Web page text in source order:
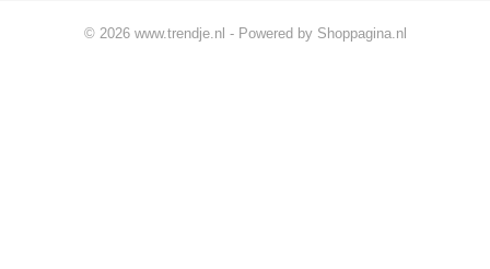
© 2026 www.trendje.nl - Powered by Shoppagina.nl